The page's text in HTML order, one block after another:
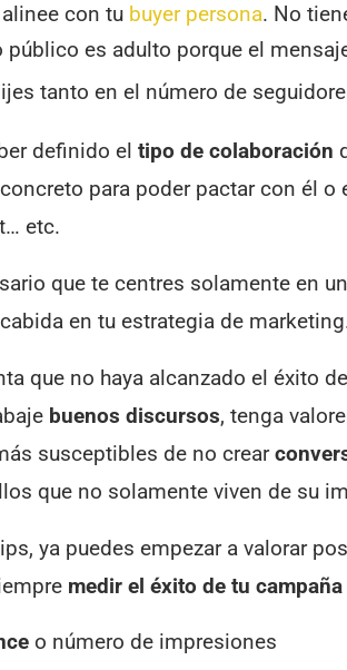
alinee con tu buyer persona. No
público es adulto porque el
tanto en el número de
definido el tipo de colaboración
para poder pactar con él
etc.
que te centres solamente en
en tu estrategia de
que no haya alcanzado el éxito
buenos discursos, tenga
susceptibles de no crear
que no solamente viven de su
ya puedes empezar a valorar
medir el éxito de tu campaña
o número de impresiones